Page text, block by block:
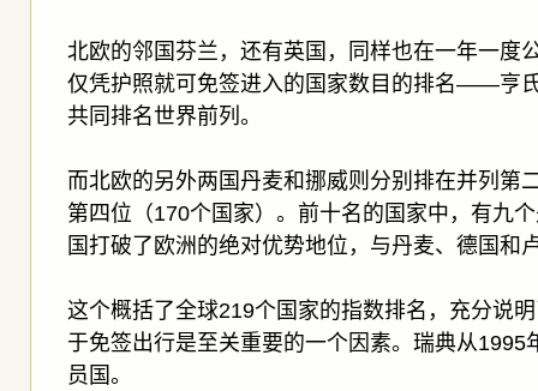
北欧的邻国芬兰，还有英国，同样也在一年一度
仅凭护照就可免签进入的国家数目的排名——亨
共同排名世界前列。
而北欧的另外两国丹麦和挪威则分别排在并列第
第四位（170个国家）。前十名的国家中，有九
国打破了欧洲的绝对优势地位，与丹麦、德国和
这个概括了全球219个国家的指数排名，充分说
于免签出行是至关重要的一个因素。瑞典从1995
员国。